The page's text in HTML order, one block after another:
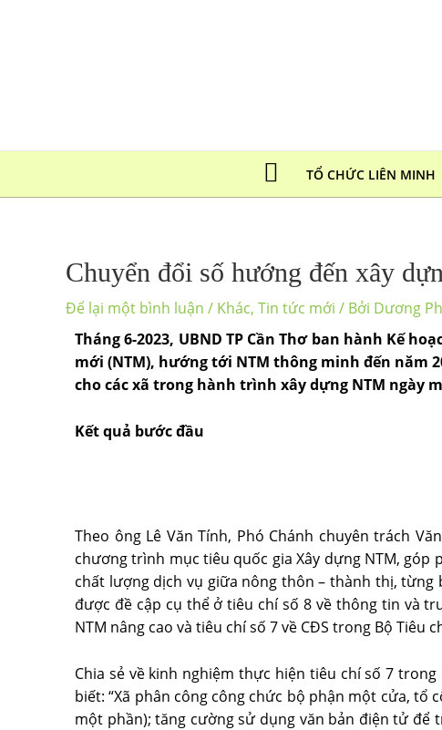
TỔ CHỨC LIÊN MINH
Chuyển đổi số hướng đến xây
Để lại một bình luận / Khác, Tin tức mới / Bởi Dương
Tháng 6-2023, UBND TP Cần Thơ ban hành Kế
mới (NTM), hướng tới NTM thông minh đến năm
cho các xã trong hành trình xây dựng NTM ngày
Kết quả bước đầu
Theo ông Lê Văn Tính, Phó Chánh chuyên trách
chương trình mục tiêu quốc gia Xây dựng NTM,
chất lượng dịch vụ giữa nông thôn – thành thị, từng
được đề cập cụ thể ở tiêu chí số 8 về thông tin và
NTM nâng cao và tiêu chí số 7 về CĐS trong Bộ Tiêu
Chia sẻ về kinh nghiệm thực hiện tiêu chí số 7
biết: “Xã phân công công chức bộ phận một cửa,
một phần); tăng cường sử dụng văn bản điện tử để